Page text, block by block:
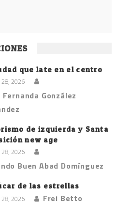
que late en el centro
2026
González
de izquierda y Santa
new age
2026
Buen Abad Domínguez
de las estrellas
2026 Frei Betto